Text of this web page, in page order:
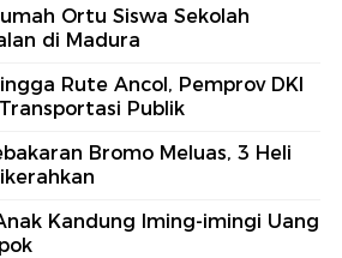
Ortu Siswa Sekolah
di Madura
Rute Ancol, Pemprov DKI
Publik
Bromo Meluas, 3 Heli
Kandung Iming-imingi Uang